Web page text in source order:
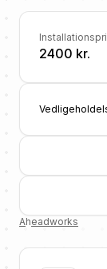
2400 kr.
Aheadworks